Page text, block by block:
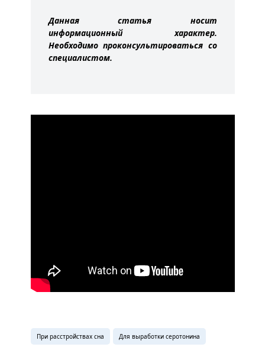
Данная статья носит
информационный характер.
Необходимо проконсультироваться со
специалистом.
При расстройствах сна Для выработки серотонина